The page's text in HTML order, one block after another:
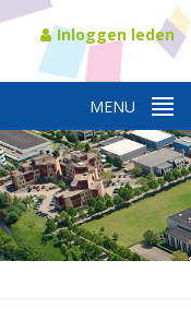
Inloggen leden